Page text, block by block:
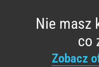
Nie masz
co
Zobacz